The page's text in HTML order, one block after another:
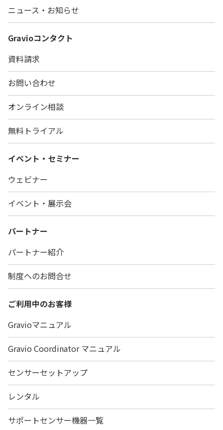
ニュース・お知らせ
Gravioコンタクト
資料請求
お問い合わせ
オンライン相談
無料トライアル
イベント・セミナー
ウェビナー
イベント・展示会
パートナー
パートナー紹介
制度へのお問合せ
ご利用中のお客様
Gravioマニュアル
Gravio Coordinator マニュアル
センサーセットアップ
レンタル
サポートセンサー機器一覧